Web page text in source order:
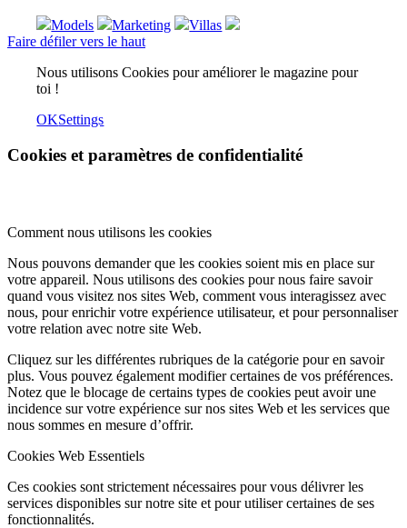
Models Marketing
Villas
Faire défiler vers le haut
Nous utilisons Cookies pour améliorer le magazine pour
toi !
OKSettings
Cookies et paramètres de confidentialité
Comment nous utilisons les cookies
Nous pouvons demander que les cookies soient mis en place sur
votre appareil. Nous utilisons des cookies pour nous faire savoir
quand vous visitez nos sites Web, comment vous interagissez avec
nous, pour enrichir votre expérience utilisateur, et pour personnaliser
votre relation avec notre site Web.
Cliquez sur les différentes rubriques de la catégorie pour en savoir
plus. Vous pouvez également modifier certaines de vos préférences.
Notez que le blocage de certains types de cookies peut avoir une
incidence sur votre expérience sur nos sites Web et les services que
nous sommes en mesure d’offrir.
Cookies Web Essentiels
Ces cookies sont strictement nécessaires pour vous délivrer les
services disponibles sur notre site et pour utiliser certaines de ses
fonctionnalités.